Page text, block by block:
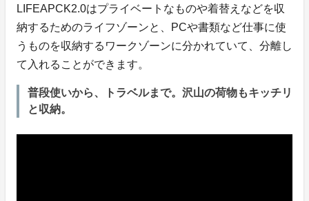
LIFEAPCK2.0はプライベートなものや着替えなどを収
納するためのライフゾーンと、PCや書類など仕事に使
うものを収納するワークゾーンに分かれていて、分離し
て入れることができます。
普段使いから、トラベルまで。沢山の荷物もキッチリ
と収納。